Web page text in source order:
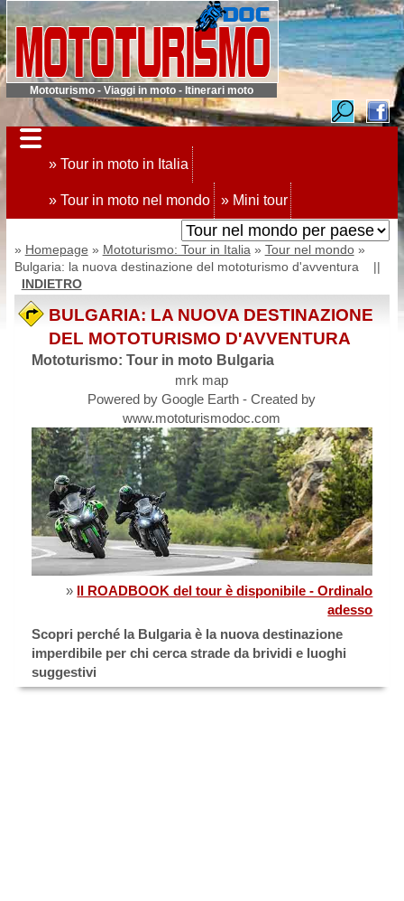
Mototurismo - Viaggi in moto - Itinerari moto
» Tour in moto in Italia
» Tour in moto nel mondo » Mini tour
» Homepage » Mototurismo: Tour in Italia » Tour nel mondo»
Bulgaria: la nuova destinazione del mototurismo d'avventura ||
INDIETRO
BULGARIA: LA NUOVA DESTINAZIONE
DEL MOTOTURISMO D'AVVENTURA
Mototurismo: Tour in moto Bulgaria
mrk map
Powered by Google Earth - Created by
www.mototurismodoc.com
» Il ROADBOOK del tour è disponibile - Ordinalo
adesso
Scopri perché la Bulgaria è la nuova destinazione
imperdibile per chi cerca strade da brividi e luoghi
suggestivi